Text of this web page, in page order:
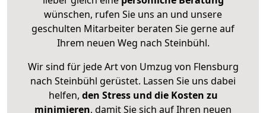
wünschen, rufen Sie uns an und unsere
geschulten Mitarbeiter beraten Sie gerne auf
Ihrem neuen Weg nach Steinbühl.
Wir sind für jede Art von Umzug von Flensburg
nach Steinbühl gerüstet. Lassen Sie uns dabei
helfen, den Stress und die Kosten zu
minimieren, damit Sie sich auf Ihren neuen